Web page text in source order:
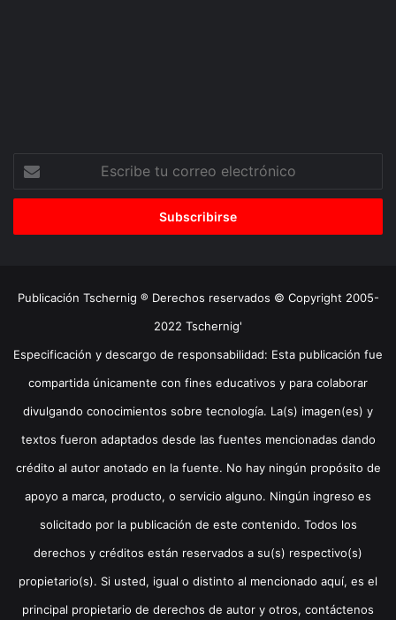
correo
Publicación Tschernig ® Derechos reservados © Copyright 2005-
2022 Tschernig'
Especificación y descargo de responsabilidad: Esta publicación fue
compartida únicamente con fines educativos y para colaborar
divulgando conocimientos sobre tecnología. La(s) imagen(es) y
textos fueron adaptados desde las fuentes mencionadas dando
crédito al autor anotado en la fuente. No hay ningún propósito de
apoyo a marca, producto, o servicio alguno. Ningún ingreso es
solicitado por la publicación de este contenido. Todos los
derechos y créditos están reservados a su(s) respectivo(s)
propietario(s). Si usted, igual o distinto al mencionado aquí, es el
principal propietario de derechos de autor y otros, contáctenos